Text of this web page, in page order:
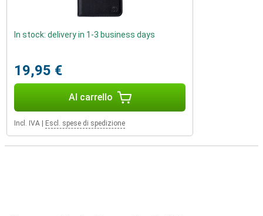
In stock: delivery in 1-3 business days
19,95 €
Al carrello
Incl. IVA Escl. spese di spedizione